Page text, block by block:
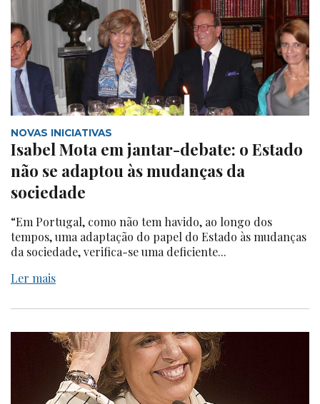
NOVAS INICIATIVAS
Isabel Mota em jantar-debate: o Estado
não se adaptou às mudanças da
sociedade
“Em Portugal, como não tem havido, ao longo dos
tempos, uma adaptação do papel do Estado às mudanças
da sociedade, verifica-se uma deficiente...
Ler mais